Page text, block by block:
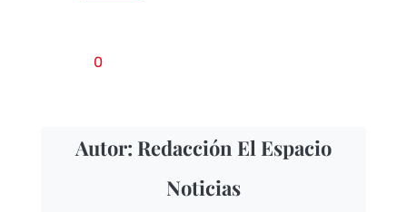
0
Autor: Redacción El Espacio
Noticias